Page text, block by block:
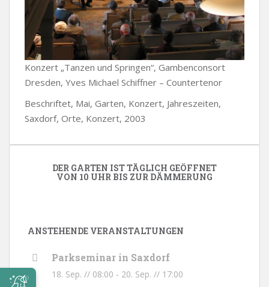
Konzert „Tanzen und Springen“, Gambenconsort
Dresden, Yves Michael Schiffner – Countertenor
Beschriftet, Mai, Garten, Konzert, Jahreszeiten,
Saxdorf, Orte, Konzert, 2003
DER GARTEN IST TÄGLICH GEÖFFNET
VON 10 UHR BIS ZUR DÄMMERUNG
ANSTEHENDE VERANSTALTUNGEN
Parkseminar in Saxdorf
18. Sep. // 08:00 - 20. Sep. // 17:00